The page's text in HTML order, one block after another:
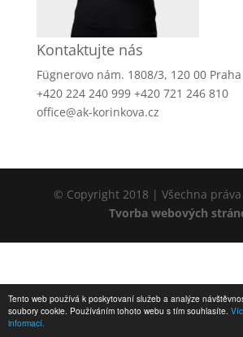
Tento web používá k poskytovaní služeb a analýze
soubory cookie. Používáním tohoto webu s tím souhlasíte.
informací.
Kontaktujte nás
Fügnerovo nám. 1808/3, 120 00
+420 224 240 999 +420 721 246 810
office@ak-korinkova.cz
© Copyright 2018 | Všechna
Tvorba webových